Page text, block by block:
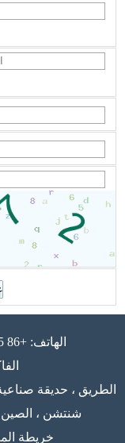
الهاتف: +86 755 28750512 +86 755 2875 0513
Henggang ، حي Longgang ، 518115 شنتشن ، الصين
خريطة